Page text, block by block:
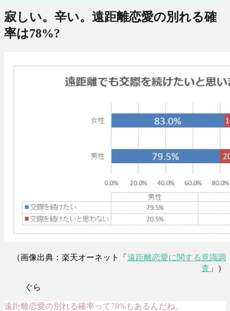
寂しい。辛い。遠距離恋愛の別れる確
率は78%?
（画像出典：楽天オーネット「 遠距離恋愛に関する意識調
査 」）
ぐら
遠距離恋愛の別れる確率って78%もあるんだね。